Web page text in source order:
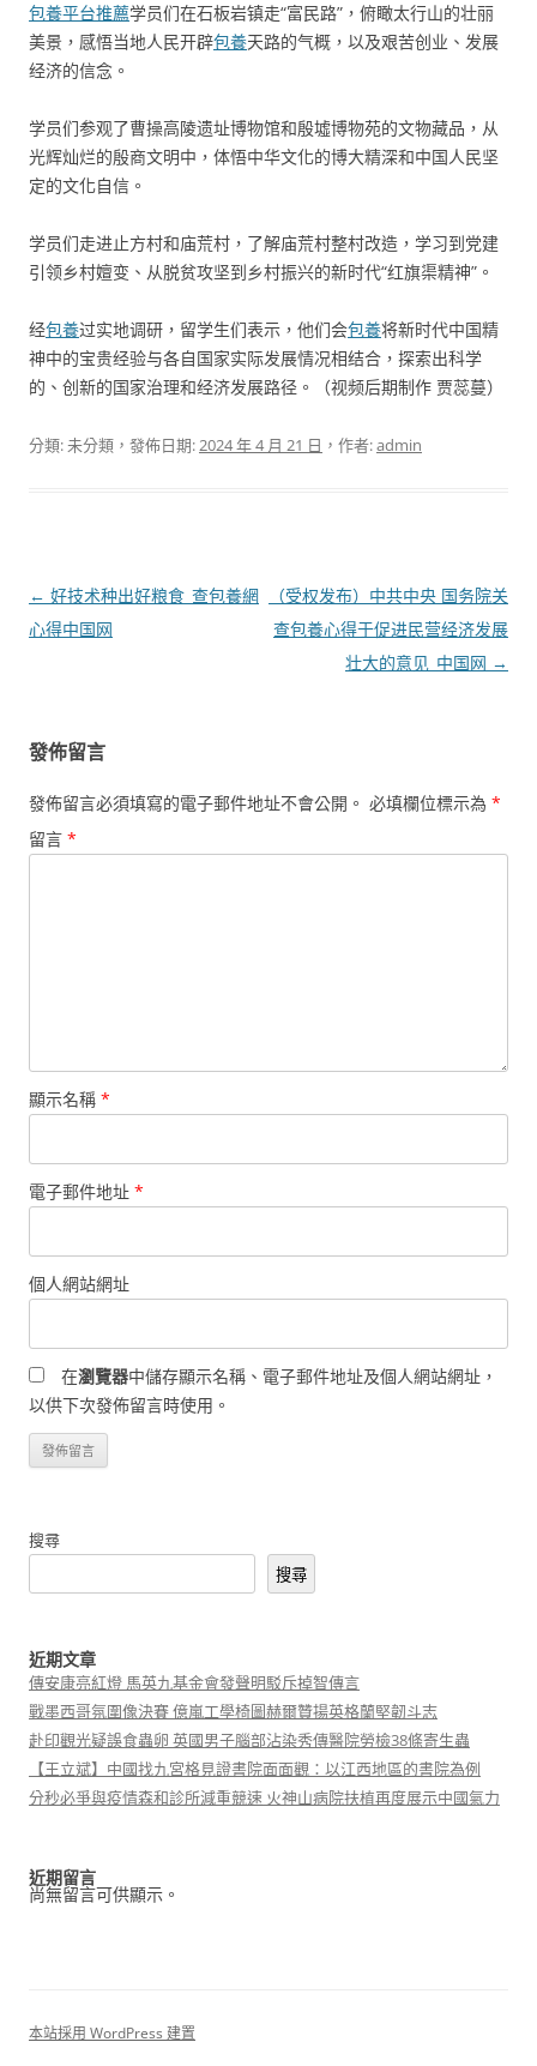
包養平台推薦学员们在石板岩镇走“富民路”，俯瞰太行山的壮丽
美景，感悟当地人民开辟包養天路的气概，以及艰苦创业、发展
经济的信念。
学员们参观了曹操高陵遗址博物馆和殷墟博物苑的文物藏品，从
光辉灿烂的殷商文明中，体悟中华文化的博大精深和中国人民坚
定的文化自信。
学员们走进止方村和庙荒村，了解庙荒村整村改造，学习到党建
引领乡村嬗变、从脱贫攻坚到乡村振兴的新时代“红旗渠精神”。
经包養过实地调研，留学生们表示，他们会包養将新时代中国精
神中的宝贵经验与各自国家实际发展情况相结合，探索出科学
的、创新的国家治理和经济发展路径。（视频后期制作 贾蕊蔓）
分類: 未分類，發佈日期:2024 年 4 月 21 日 ，作者:admin
文
章
← 好技术种出好粮食_查包養網
心得中国网
（受权发布）中共中央 国务院关
查包養心得于促进民营经济发展
壮大的意见_中国网 →
發佈留言
發佈留言必須填寫的電子郵件地址不會公開。 必填欄位標示為 *
留言 *
顯示名稱 *
電子郵件地址 *
個人網站網址
在瀏覽器中儲存顯示名稱、電子郵件地址及個人網站網址，
以供下次發佈留言時使用。
搜尋
搜尋
近期文章
傳安康亮紅燈 馬英九基金會發聲明駁斥掉智傳言
戰墨西哥氛圍像決賽 億嵐工學椅圖赫爾贊揚英格蘭堅韌斗志
赴印觀光疑誤食蟲卵 英國男子腦部沾染秀傳醫院勞檢38條寄生蟲
【王立斌】中國找九宮格見證書院面面觀：以江西地區的書院為例
分秒必爭與疫情森和診所減重競速 火神山病院扶植再度展示中國氣力
近期留言
尚無留言可供顯示。
本站採用 WordPress 建置